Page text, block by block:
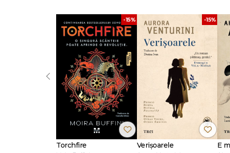
pentru dans și Pilates. De asemenea, la BASI Pilates
-15%
Torchfire
-15%
Verișoarele
‹